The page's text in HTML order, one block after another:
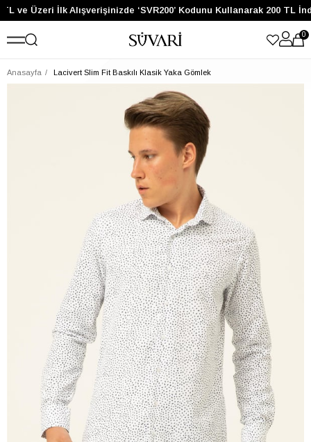
ve Üzeri İlk Alışverişinizde ‘SVR200’ Kodunu Kullanarak 200 TL
0
Anasayfa Lacivert Slim Fit Baskılı Klasik Yaka Gömlek